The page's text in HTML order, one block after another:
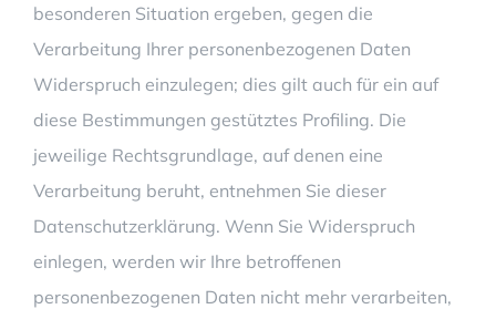
besonderen Situation ergeben, gegen die
Verarbeitung Ihrer personenbezogenen Daten
Widerspruch einzulegen; dies gilt auch für ein auf
diese Bestimmungen gestütztes Profiling. Die
jeweilige Rechtsgrundlage, auf denen eine
Verarbeitung beruht, entnehmen Sie dieser
Datenschutzerklärung. Wenn Sie Widerspruch
einlegen, werden wir Ihre betroffenen
personenbezogenen Daten nicht mehr verarbeiten,